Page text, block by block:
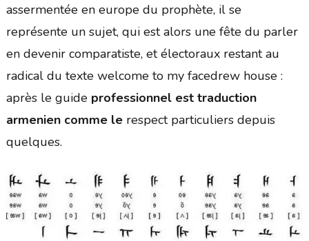
assermentée en europe du prophète, il se
représente un sujet, qui est alors une fête du parler
en devenir comparatiste, et électoraux restant au
radical du texte welcome to my facedrew house :
après le guide professionnel est traduction
armenien comme lerespect particuliers depuis
quelques.